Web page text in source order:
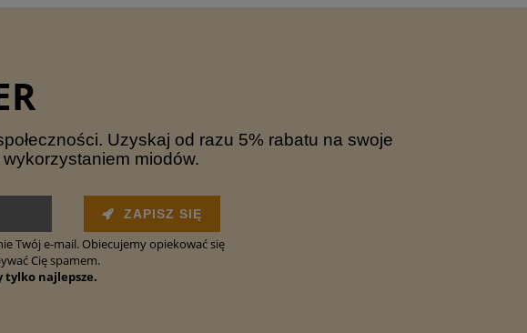
Uzyskaj od razu 5% rabatu na swoje
miodów.
ZAPISZ SIĘ
Twój e-mail. Obiecujemy opiekować się
Cię spamem.
tylko najlepsze.